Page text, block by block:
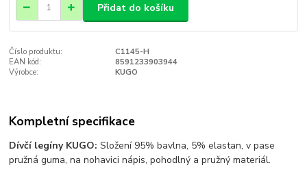
Přidat do košíku
Číslo produktu:
C1145-H
EAN kód:
8591233903944
Výrobce:
KUGO
Kompletní specifikace
Dívčí legíny KUGO:Složení 95% bavlna, 5% elastan, v pase
pružná guma, na nohavici nápis, pohodlný a pružný materiál.